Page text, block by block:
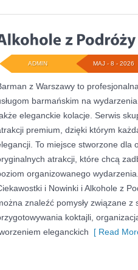
MAJ - 8 - 2026
ADMIN
z Warszawy to
barmańskim na
eleganckie kolacje. Serwis
premium, dzięki którym
To miejsce stworzone dla
atrakcji, które chcą
organizowanego
i Nowinki i Alkohole z
znaleźć pomysły związane z
koktajli,
eleganckich [ Read